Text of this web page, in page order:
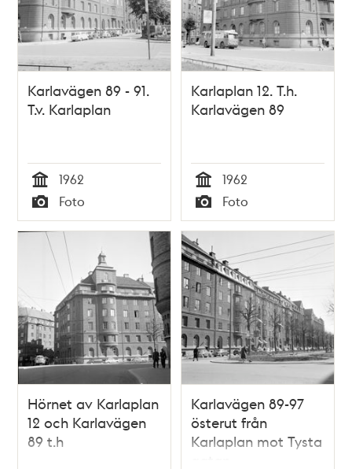
Karlavägen 89 - 91.
T.v. Karlaplan
Tid
1962
Typ
Foto
Karlaplan 12. T.h.
Karlavägen 89
Tid
1962
Typ
Foto
Hörnet av Karlaplan
12 och Karlavägen
89 t.h
Karlavägen 89-97
österut från
Karlaplan mot Tysta